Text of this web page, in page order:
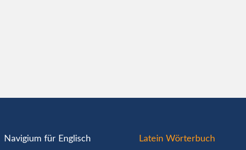
Navigium für Englisch Latein Wörterbuch